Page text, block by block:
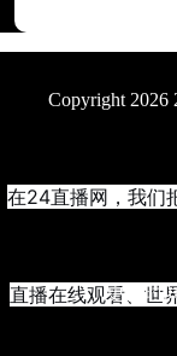
Copyright 2026
在24直播网，我们
直播在线观看、世
更新时